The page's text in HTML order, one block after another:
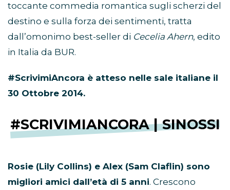
toccante commedia romantica sugli scherzi del
destino e sulla forza dei sentimenti, tratta
dall’omonimo best-seller di Cecelia Ahern, edito
in Italia da BUR.
#ScrivimiAncora è atteso nelle sale italiane il
30 Ottobre 2014.
#SCRIVIMIANCORA | SINOSSI
Rosie (Lily Collins) e Alex (Sam Claflin) sono
migliori amici dall’età di 5 anni. Crescono